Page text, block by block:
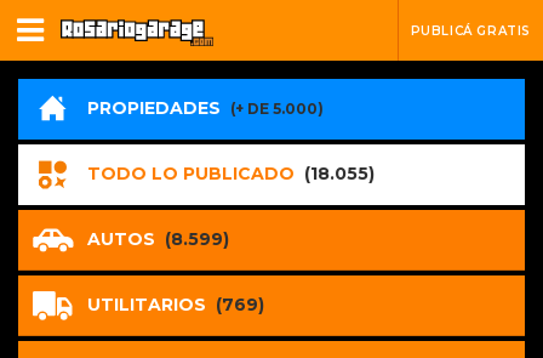
PUBLICÁ GRATIS
PROPIEDADES (+ DE 5.000)
TODO LO PUBLICADO (18.055)
AUTOS (8.599)
UTILITARIOS (769)